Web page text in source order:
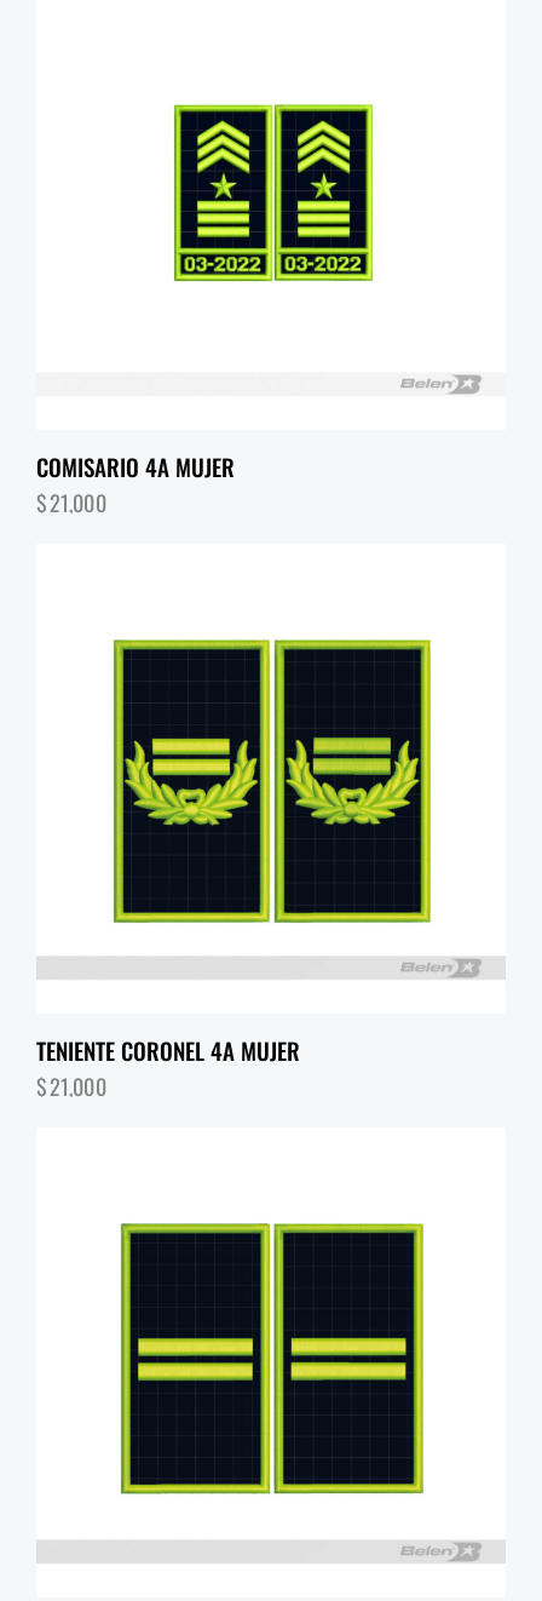
COMISARIO 4A MUJER
$21,000
TENIENTE CORONEL 4A MUJER
$21,000